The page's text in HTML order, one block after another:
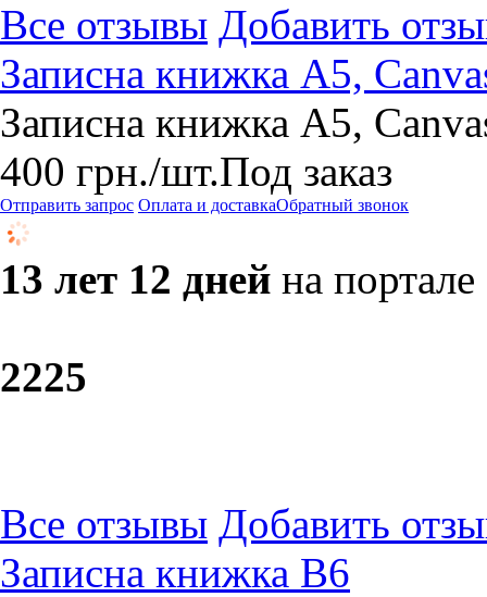
Все отзывы Добавить
Записна книжка А5,
Записна книжка А5,
400 грн./шт.Под заказ
Отправить запрос Оплата и доставкаОбратный звонок
13 лет 12 дней на портале
2225
Все отзывы Добавить
Записна книжка В6